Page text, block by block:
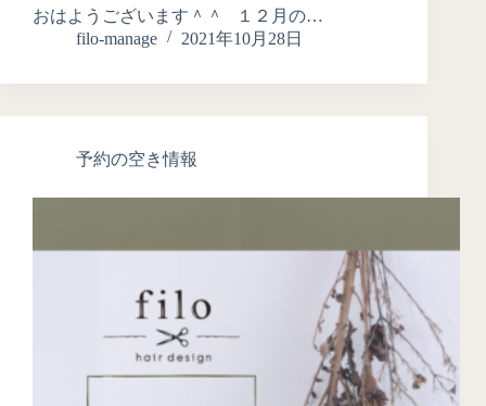
おはようございます＾＾ １２月の…
filo-manage
2021年10月28日
予約の空き情報